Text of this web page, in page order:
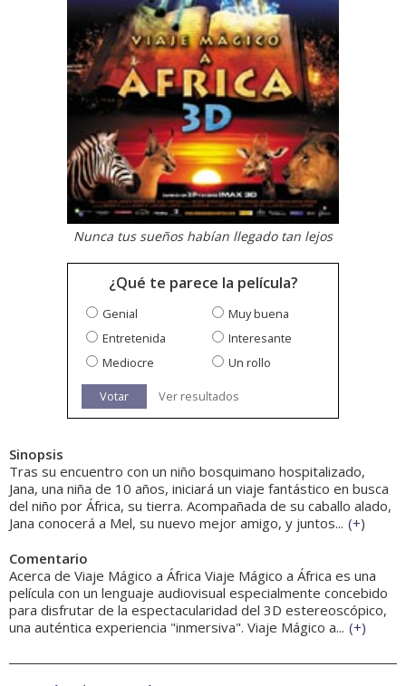
Nunca tus sueños habían llegado tan lejos
¿Qué te parece la película?
Genial
Muy buena
Entretenida
Interesante
Mediocre
Un rollo
Votar Ver resultados
Sinopsis
Tras su encuentro con un niño bosquimano hospitalizado,
Jana, una niña de 10 años, iniciará un viaje fantástico en busca
del niño por África, su tierra. Acompañada de su caballo alado,
Jana conocerá a Mel, su nuevo mejor amigo, y juntos... (+)
Comentario
Acerca de Viaje Mágico a África Viaje Mágico a África es una
película con un lenguaje audiovisual especialmente concebido
para disfrutar de la espectacularidad del 3D estereoscópico,
una auténtica experiencia "inmersiva". Viaje Mágico a... (+)